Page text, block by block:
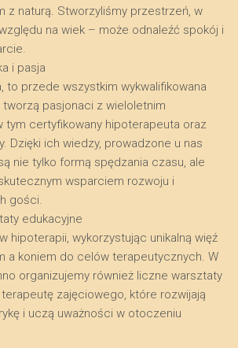
z naturą. Stworzyliśmy przestrzeń, w
na wiek – może odnaleźć spokój i
i pasja
to przede wszystkim wykwalifikowana
tworzą pasjonaci z wieloletnim
tym certyfikowany hipoterapeuta oraz
Dzięki ich wiedzy, prowadzone u nas
nie tylko formą spędzania czasu, ale
wsparciem rozwoju i
gości.
edukacyjne
hipoterapii, wykorzystując unikalną więź
a koniem do celów terapeutycznych. W
organizujemy również liczne warsztaty
zajęciowego, które rozwijają
i uczą uważności w otoczeniu